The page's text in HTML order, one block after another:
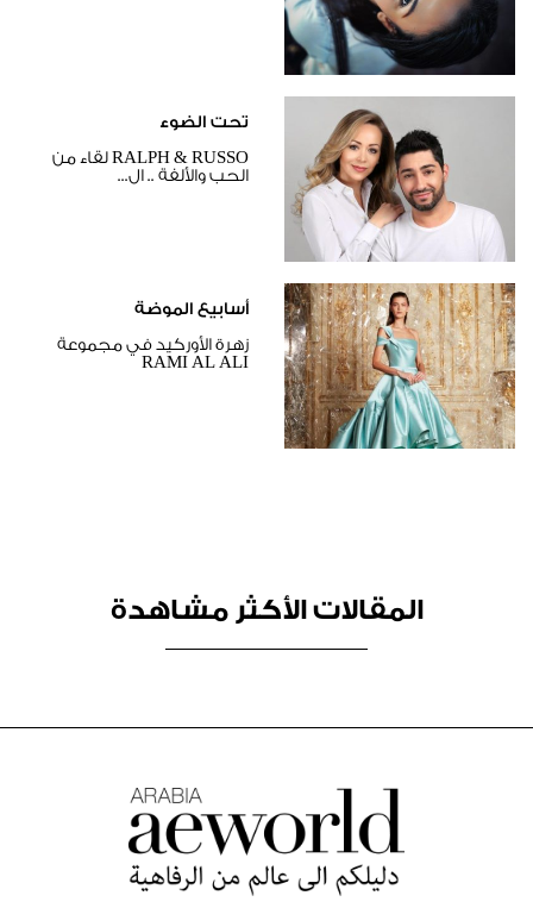
تحت الضوء
RALPH & RUSSO لقاء من
الحب والألفة .. ال...
أسابيع الموضة
زهرة الأوركيد في مجموعة
RAMI AL ALI
المقالات الأكثر مشاهدة